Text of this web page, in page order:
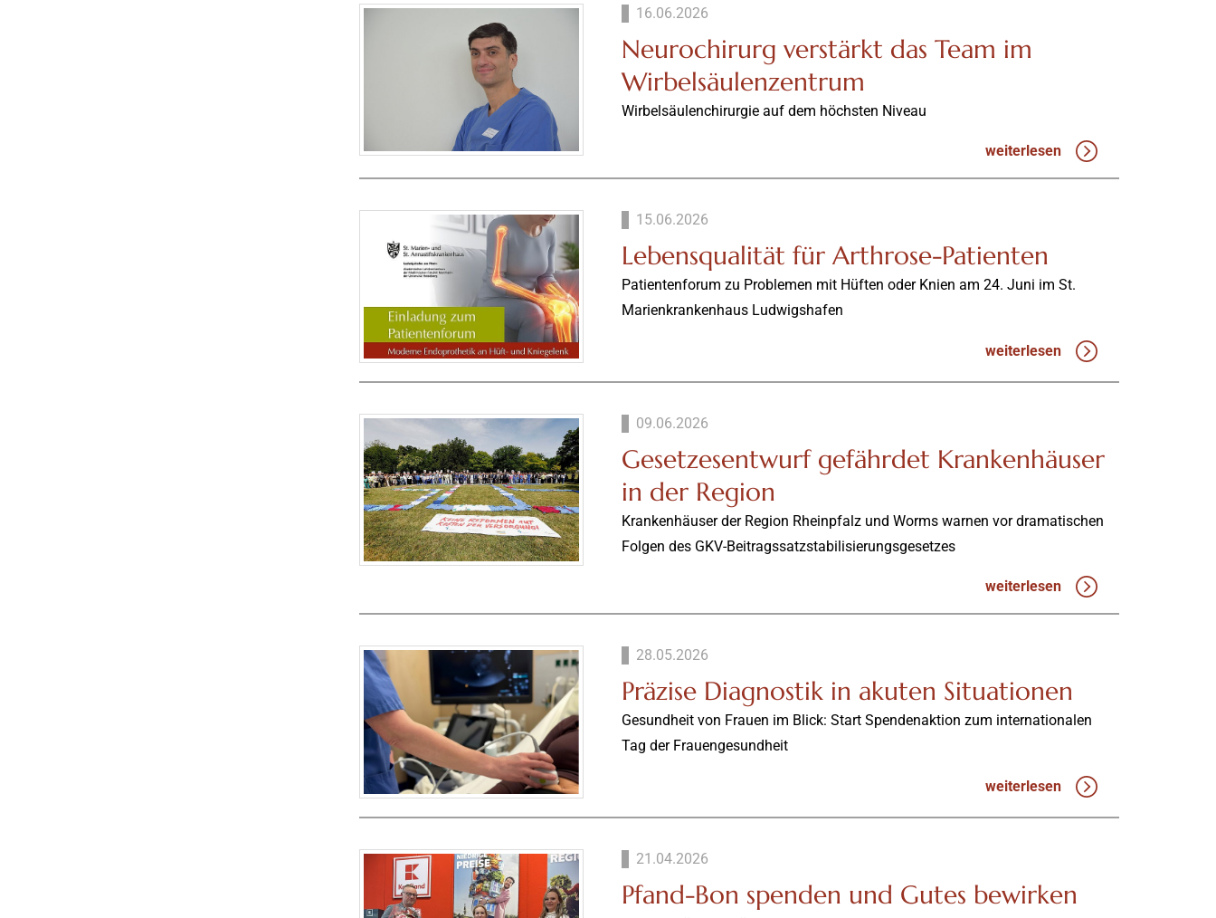
16.06.2026
Neurochirurg verstärkt das Team im
Wirbelsäulenzentrum
Wirbelsäulenchirurgie auf dem höchsten Niveau
weiterlesen
15.06.2026
Lebensqualität für Arthrose-Patienten
Patientenforum zu Problemen mit Hüften oder Knien am 24. Juni im St.
Marienkrankenhaus Ludwigshafen
weiterlesen
09.06.2026
Gesetzesentwurf gefährdet Krankenhäuser
in der Region
Krankenhäuser der Region Rheinpfalz und Worms warnen vor dramatischen
Folgen des GKV-Beitragssatzstabilisierungsgesetzes
weiterlesen
28.05.2026
Präzise Diagnostik in akuten Situationen
Gesundheit von Frauen im Blick: Start Spendenaktion zum internationalen
Tag der Frauengesundheit
weiterlesen
21.04.2026
Pfand-Bon spenden und Gutes bewirken